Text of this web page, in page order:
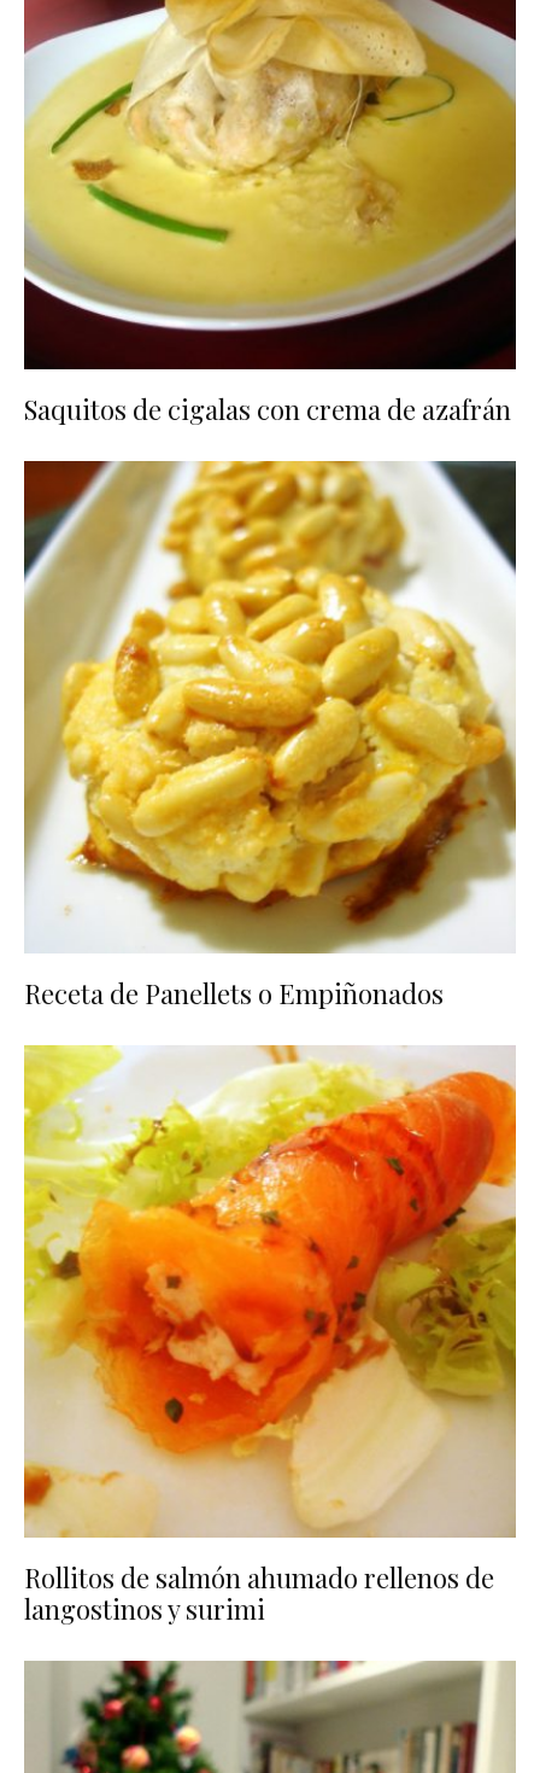
Saquitos de cigalas con crema de azafrán
Receta de Panellets o Empiñonados
Rollitos de salmón ahumado rellenos de
langostinos y surimi